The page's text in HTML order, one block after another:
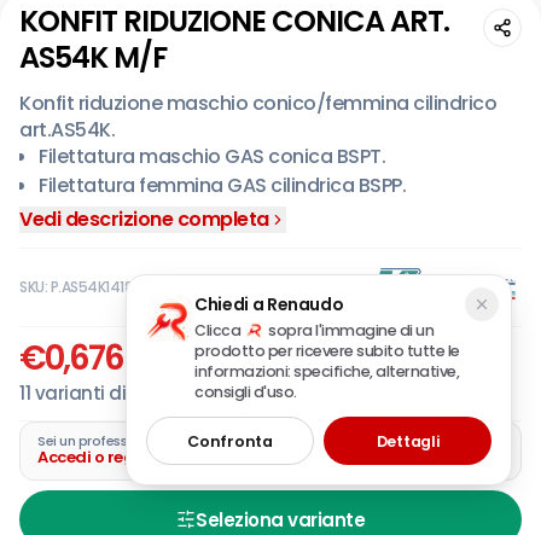
KONFIT RIDUZIONE CONICA ART.
AS54K M/F
Konfit riduzione maschio conico/femmina cilindrico
art.AS54K.
Filettatura maschio GAS conica BSPT.
Filettatura femmina GAS cilindrica BSPP.
Campi di impiego: aria compressa, impianti per
circuiti acqua industriale, vuoto.
Vedi descrizione completa
SKU:P.AS54K1418
€0,676 €6,16IVA incl.
11varianti disponibili
Sei un professionista?
Accedi o registra la tua azienda
Seleziona variante
Chiedi a Renaudo
Clicca
sopra l'immagine di un
prodotto per ricevere subito tutte le
informazioni: specifiche, alternative,
consigli d'uso.
Confronta Dettagli